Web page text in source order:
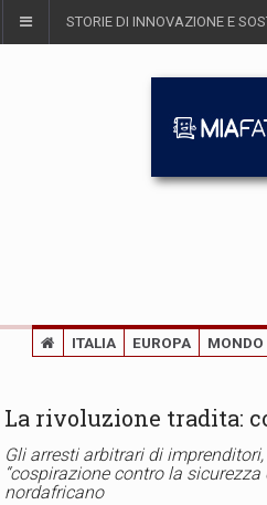
STORIE DI INNOVAZIONE E
ITALIA EUROPA MONDO
La rivoluzione tradita:
Gli arresti arbitrari di
“cospirazione contro la
nordafricano